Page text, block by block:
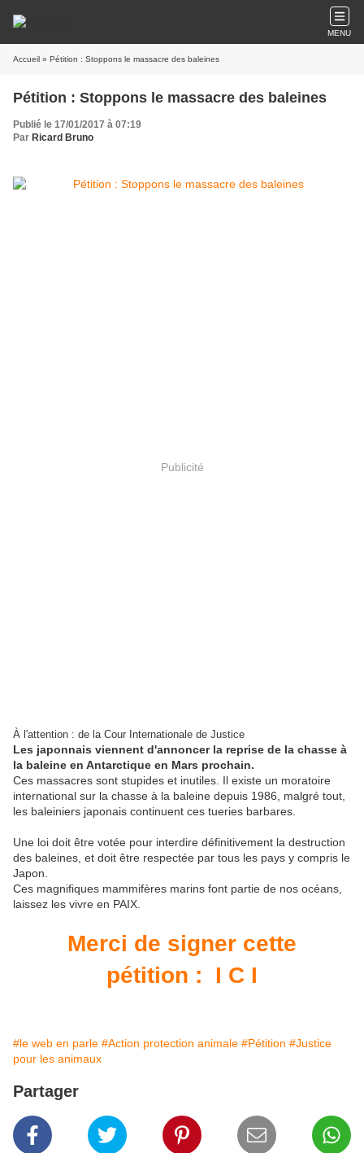
MENU
Accueil » Pétition : Stoppons le massacre des baleines
Pétition : Stoppons le massacre des baleines
Publié le 17/01/2017 à 07:19
Par Ricard Bruno
Publicité
À l'attention : de la Cour Internationale de Justice
Les japonnais viennent d'annoncer la reprise de la chasse à
la baleine en Antarctique en Mars prochain.
Ces massacres sont stupides et inutiles. Il existe un moratoire
international sur la chasse à la baleine depuis 1986, malgré tout,
les baleiniers japonais continuent ces tueries barbares.
Une loi doit être votée pour interdire définitivement la destruction
des baleines, et doit être respectée par tous les pays y compris le
Japon.
Ces magnifiques mammifères marins font partie de nos océans,
laissez les vivre en PAIX.
Merci de signer cette
pétition : I C I
#le web en parle #Action protection animale #Pétition #Justice
pour les animaux
Partager